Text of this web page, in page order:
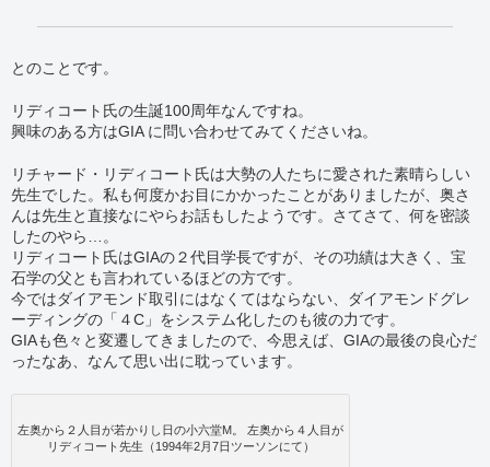
とのことです。
リディコート氏の生誕100周年なんですね。
興味のある方はGIA に問い合わせてみてくださいね。
リチャード・リディコート氏は大勢の人たちに愛された素晴らしい
先生でした。私も何度かお目にかかったことがありましたが、奥さ
んは先生と直接なにやらお話もしたようです。さてさて、何を密談
したのやら…。
リディコート氏はGIAの２代目学長ですが、その功績は大きく、宝
石学の父とも言われているほどの方です。
今ではダイアモンド取引にはなくてはならない、ダイアモンドグレ
ーディングの「４C」をシステム化したのも彼の力です。
GIAも色々と変遷してきましたので、今思えば、GIAの最後の良心だ
ったなあ、なんて思い出に耽っています。
左奥から２人目が若かりし日の小六堂M。 左奥から４人目が
リディコート先生（1994年2月7日ツーソンにて）